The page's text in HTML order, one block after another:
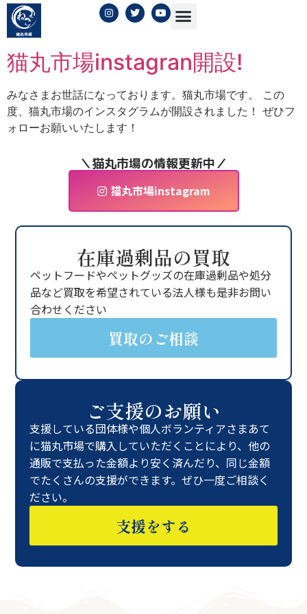
日: 2023年12月25日
猫丸市場instagran開設!
みなさまお世話になっております。猫丸市場です。 この
度、猫丸市場のインスタグラムが開設されました！ ぜひフ
ォローお願いいたします！
＼猫丸市場の情報更新中／
猫丸市場instagram
在庫過剰品の買取
ペットフードやペットグッズの在庫過剰品や処分
品など買取を希望されている法人様も是非お問い
合わせください
買取のご相談
ご支援のお願い
支援している団体様や個人ボランティアさまあて
に猫丸市場で購入していただくことにより、他の
通販で支払った金額より安く済んだり、同じ金額
でたくさんの支援ができます。ぜひ一度ご相談く
ださい。
支援をする